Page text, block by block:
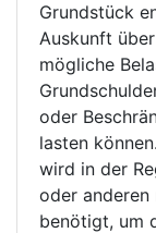
Grundstück
Auskunft
mögliche
oder
lasten
wird in der
oder anderen
benötigt, um